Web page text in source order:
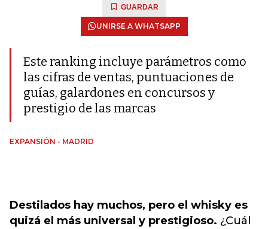
GUARDAR
UNIRSE A WHATSAPP
Este ranking incluye parámetros como
las cifras de ventas, puntuaciones de
guías, galardones en concursos y
prestigio de las marcas
EXPANSIÓN - MADRID
Destilados hay muchos, pero el whisky es
quizá el más universal y prestigioso. ¿Cuál